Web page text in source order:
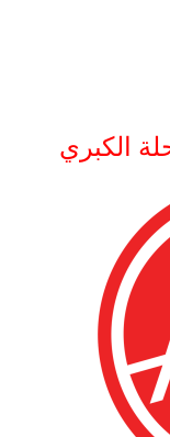
الكبري